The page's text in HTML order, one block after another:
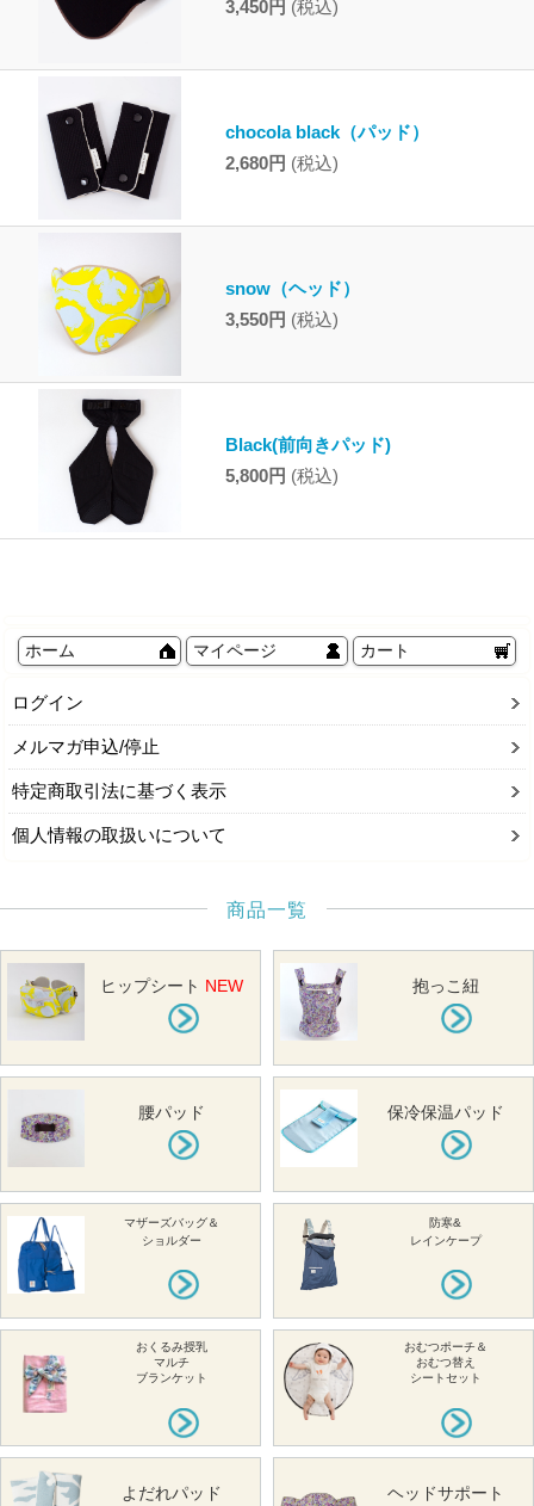
3,450円 (税込)
chocola black（パッド）
2,680円 (税込)
snow（ヘッド）
3,550円 (税込)
Black(前向きパッド)
5,800円 (税込)
ホーム マイページ カート
ログイン
メルマガ申込/停止
特定商取引法に基づく表示
個人情報の取扱いについて
商品一覧
ヒップシート NEW 抱っこ紐
腰パッド 保冷保温パッド
マザーズバッグ＆
ショルダー
防寒&
レインケープ
おくるみ授乳
マルチ
ブランケット
おむつポーチ＆
おむつ替え
シートセット
よだれパッド ヘッドサポート